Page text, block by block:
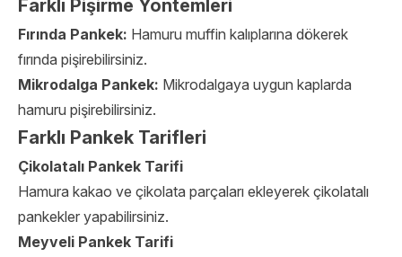
Farklı Pişirme Yöntemleri
Fırında Pankek: Hamuru muffin kalıplarına dökerek
fırında pişirebilirsiniz.
Mikrodalga Pankek: Mikrodalgaya uygun kaplarda
hamuru pişirebilirsiniz.
Farklı Pankek Tarifleri
Çikolatalı Pankek Tarifi
Hamura kakao ve çikolata parçaları ekleyerek çikolatalı
pankekler yapabilirsiniz.
Meyveli Pankek Tarifi